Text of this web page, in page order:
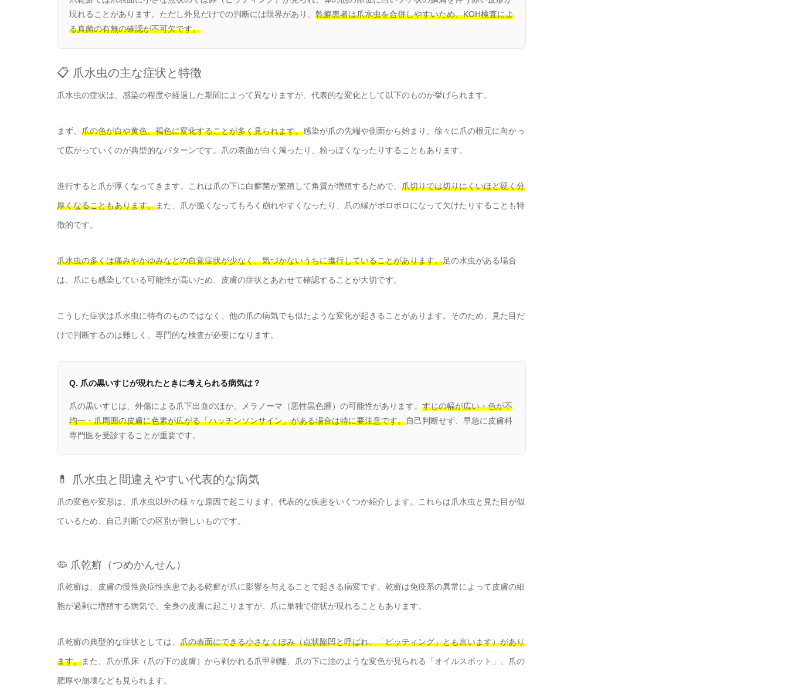
現れることがあります。ただし外見だけでの判断には限界があり、 乾癬患者は爪水虫を合併しやすいため、KOH検査によ
る真菌の有無の確認が不可欠です。
📋 爪水虫の主な症状と特徴
爪水虫の症状は、感染の程度や経過した期間によって異なりますが、代表的な変化として以下のものが挙げられます。
まず、 爪の色が白や黄色、褐色に変化することが多く見られます。感染が爪の先端や側面から始まり、徐々に爪の根元に向かっ
て広がっていくのが典型的なパターンです。爪の表面が白く濁ったり、粉っぽくなったりすることもあります。
進行すると爪が厚くなってきます。これは爪の下に白癬菌が繁殖して角質が増殖するためで、 爪切りでは切りにくいほど硬く分
厚くなることもあります。また、爪が脆くなってもろく崩れやすくなったり、爪の縁がボロボロになって欠けたりすることも特
徴的です。
爪水虫の多くは痛みやかゆみなどの自覚症状が少なく、気づかないうちに進行していることがあります。足の水虫がある場合
は、爪にも感染している可能性が高いため、皮膚の症状とあわせて確認することが大切です。
こうした症状は爪水虫に特有のものではなく、他の爪の病気でも似たような変化が起きることがあります。そのため、見た目だ
けで判断するのは難しく、専門的な検査が必要になります。
Q. 爪の黒いすじが現れたときに考えられる病気は？
爪の黒いすじは、外傷による爪下出血のほか、メラノーマ（悪性黒色腫）の可能性があります。 すじの幅が広い・色が不
均一・爪周囲の皮膚に色素が広がる「ハッチンソンサイン」がある場合は特に要注意です。自己判断せず、早急に皮膚科
専門医を受診することが重要です。
💊 爪水虫と間違えやすい代表的な病気
爪の変色や変形は、爪水虫以外の様々な原因で起こります。代表的な疾患をいくつか紹介します。これらは爪水虫と見た目が似
ているため、自己判断での区別が難しいものです。
🦠 爪乾癬（つめかんせん）
爪乾癬は、皮膚の慢性炎症性疾患である乾癬が爪に影響を与えることで起きる病変です。乾癬は免疫系の異常によって皮膚の細
胞が過剰に増殖する病気で、全身の皮膚に起こりますが、爪に単独で症状が現れることもあります。
爪乾癬の典型的な症状としては、 爪の表面にできる小さなくぼみ（点状陥凹と呼ばれ、「ピッティング」とも言います）があり
ます。また、爪が爪床（爪の下の皮膚）から剥がれる爪甲剥離、爪の下に油のような変色が見られる「オイルスポット」、爪の
肥厚や崩壊なども見られます。